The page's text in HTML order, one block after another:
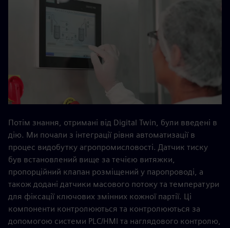
Потім знання, отримані від Digital Twin, були введені в
дію. Ми почали з інтеграції рівня автоматизації в
процес видобутку агропромисловості. Датчик тиску
був встановлений вище за течією витяжки,
пропорційний клапан розміщений у паропроводі, а
також додані датчики масового потоку та температури
для фіксації ключових змінних кожної партії. Ці
компоненти контролюються та контролюються за
допомогою системи PLC/HMI та наглядового контролю,